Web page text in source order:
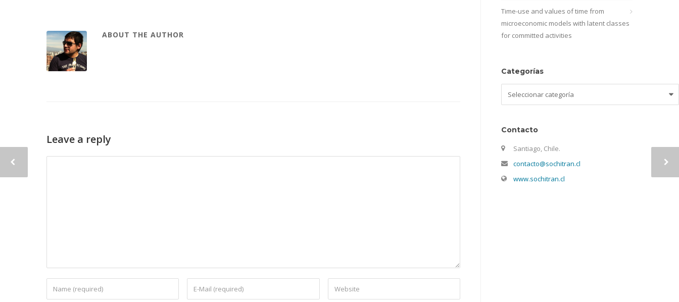
ABOUT THE AUTHOR
Leave a reply
Time-use and values of time from
microeconomic models with latent classes
for committed activities
Categorías
Contacto
Santiago, Chile.
contacto@sochitran.cl
www.sochitran.cl